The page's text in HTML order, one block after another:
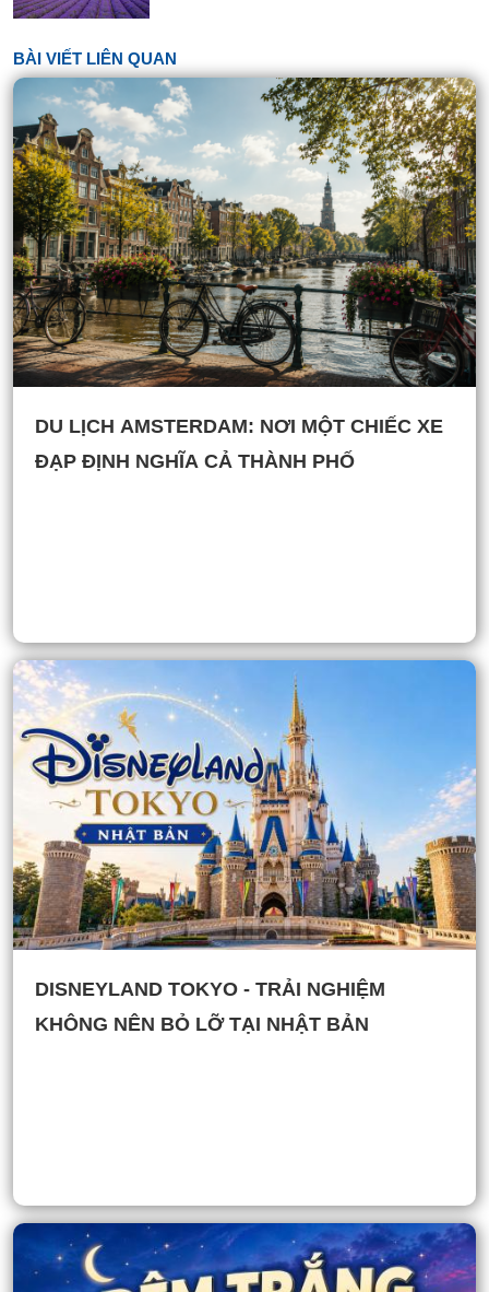
BÀI VIẾT LIÊN QUAN
DU LỊCH AMSTERDAM: NƠI MỘT CHIẾC XE
ĐẠP ĐỊNH NGHĨA CẢ THÀNH PHỐ
DISNEYLAND TOKYO - TRẢI NGHIỆM
KHÔNG NÊN BỎ LỠ TẠI NHẬT BẢN